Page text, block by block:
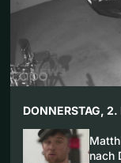
DONNERSTAG,
nach